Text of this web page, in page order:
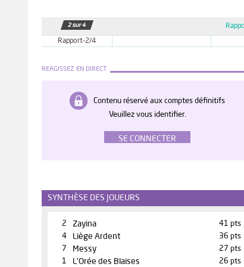
Rapport-2/4
REAGISSEZ EN DIRECT
Contenu réservé aux comptes définitifs
Veuillez vous identifier.
SE CONNECTER
SYNTHÈSE DES JOUEURS
2 Zayina
41 pts
4
Liège Ardent
36 pts
7
Messy
27 pts
1
L'Orée des Blaises 26 pts